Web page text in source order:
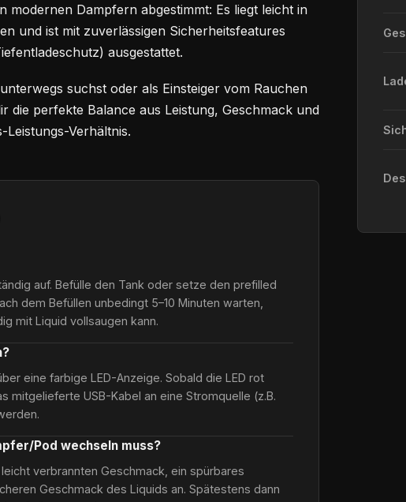
modernen Dampfern abgestimmt: Es liegt leicht in
und ist mit zuverlässigen Sicherheitsfeatures
ausgestattet.
suchst oder als Einsteiger vom Rauchen
die perfekte Balance aus Leistung, Geschmack und
Verhältnis.
auf. Befülle den Tank oder setze den prefilled
dem Befüllen unbedingt 5–10 Minuten warten,
mit Liquid vollsaugen kann.
eine farbige LED-Anzeige. Sobald die LED rot
mitgelieferte USB-Kabel an eine Stromquelle (z.B.
Pod wechseln muss?
verbrannten Geschmack, ein spürbares
Geschmack des Liquids an. Spätestens dann